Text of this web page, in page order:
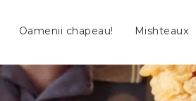
Oamenii chapeau! Mishteaux